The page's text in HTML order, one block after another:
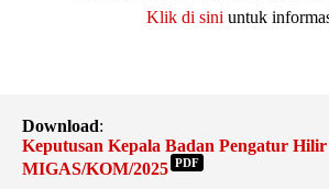
Klik di sini untuk
Download:
Keputusan Kepala Badan Pengatur
MIGAS/KOM/2025 PDF